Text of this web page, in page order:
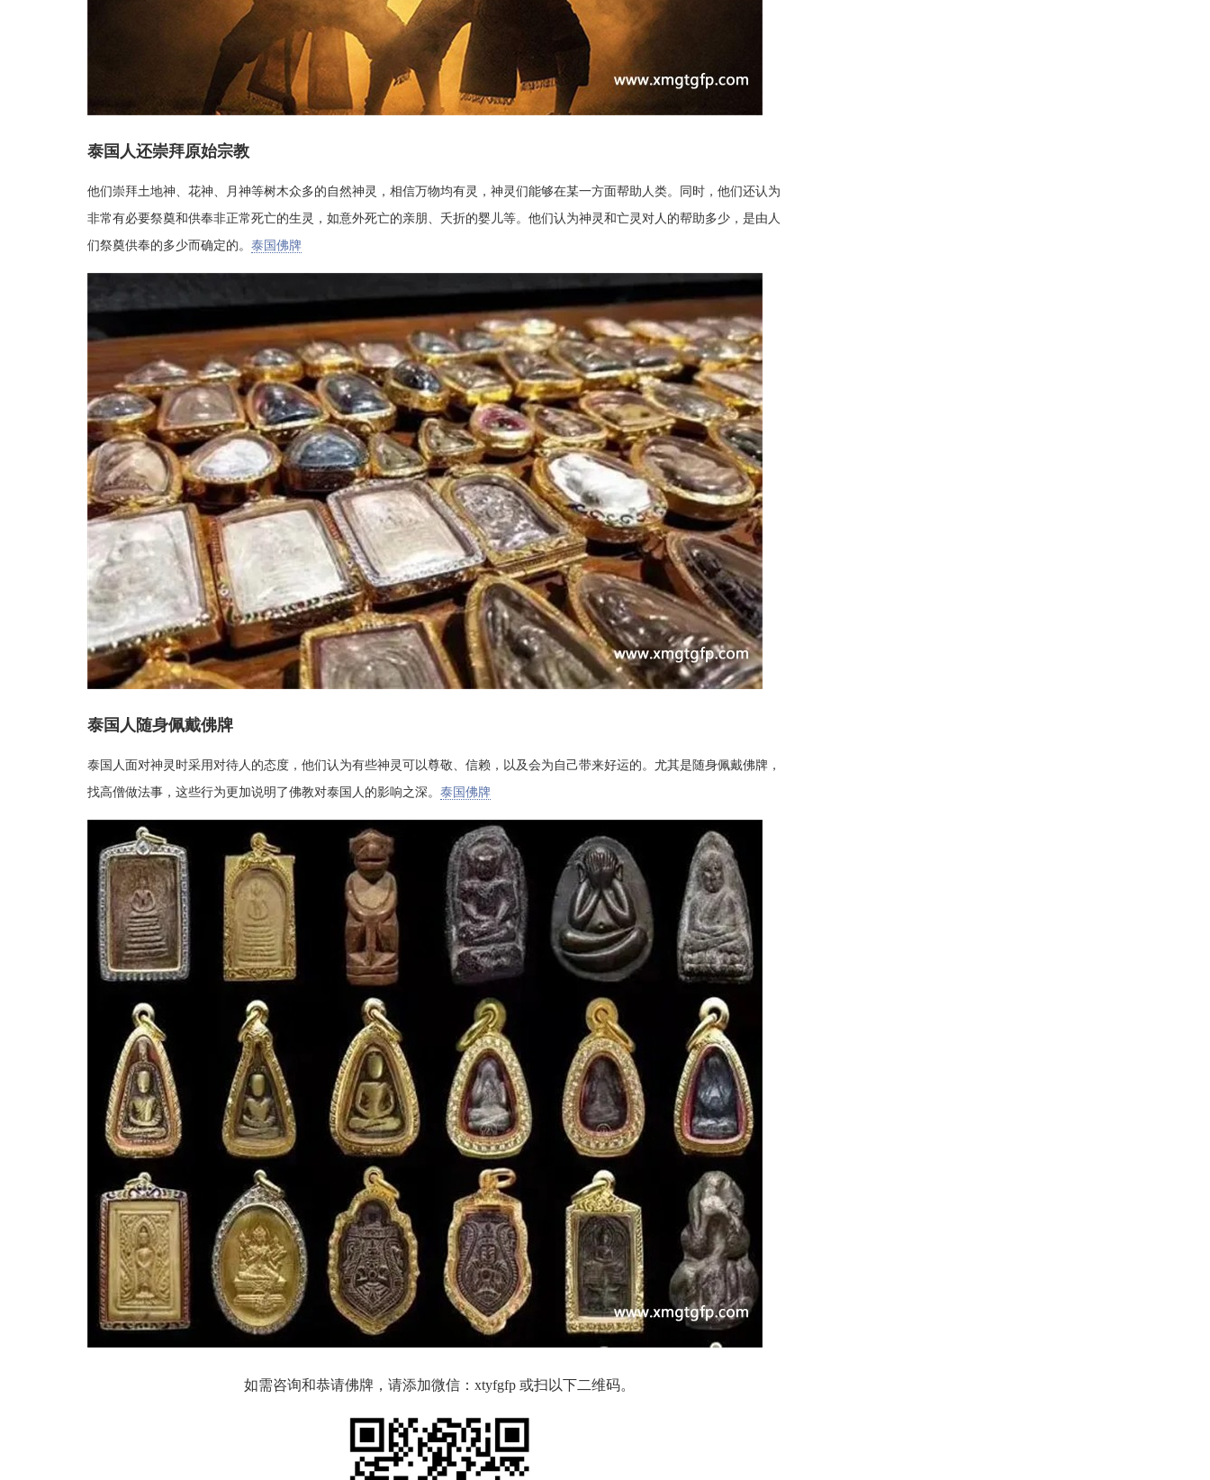
泰国人还崇拜原始宗教
他们崇拜土地神、花神、月神等树木众多的自然神灵，相信万物均有灵，神灵们能够在某一方面帮助人类。同时，他们还认为
非常有必要祭奠和供奉非正常死亡的生灵，如意外死亡的亲朋、夭折的婴儿等。他们认为神灵和亡灵对人的帮助多少，是由人
们祭奠供奉的多少而确定的。 泰国佛牌
泰国人随身佩戴佛牌
泰国人面对神灵时采用对待人的态度，他们认为有些神灵可以尊敬、信赖，以及会为自己带来好运的。尤其是随身佩戴佛牌，
找高僧做法事，这些行为更加说明了佛教对泰国人的影响之深。 泰国佛牌
如需咨询和恭请佛牌，请添加微信：xtyfgfp 或扫以下二维码。